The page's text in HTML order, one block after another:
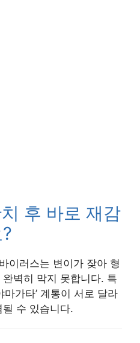
후 바로 재감
이러스는 변이가 잦아 형
벽히 막지 못합니다. 특
마가타’ 계통이 서로 달라
수 있습니다.